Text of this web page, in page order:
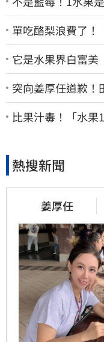
單吃酪梨浪費了！
它是水果界白富
突向姜厚任道歉！
友」：當時太衝動
比果汁毒！「水果
熱搜新聞
姜厚任